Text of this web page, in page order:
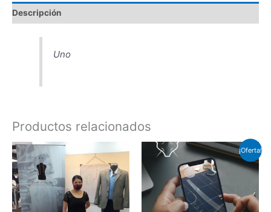
Descripción
Uno
Productos relacionados
¡Oferta!
El
precio
original
era:
$300.00.
El
precio
actual
es:
$166.57.